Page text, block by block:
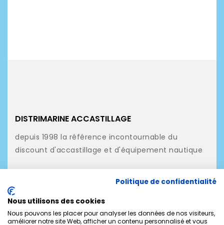
DISTRIMARINE ACCASTILLAGE
depuis 1998 la référence incontournable du
discount d'accastillage et d'équipement nautique
NOS PRODUITS
MON COMPTE
Politique de confidentialité
Nous utilisons des cookies
Nous pouvons les placer pour analyser les données de nos visiteurs,
améliorer notre site Web, afficher un contenu personnalisé et vous